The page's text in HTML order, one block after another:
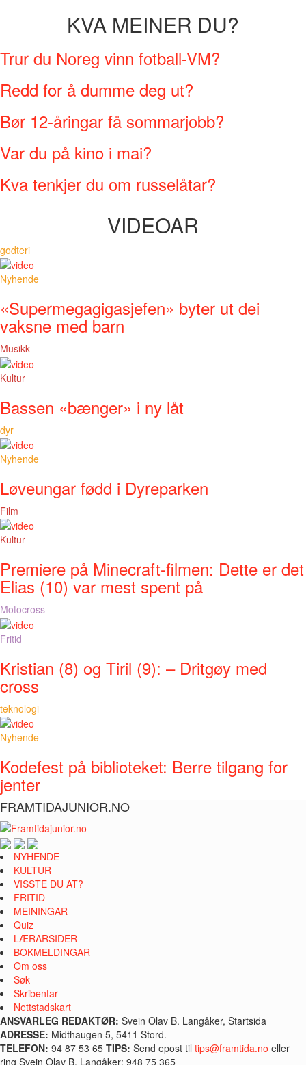
KVA MEINER DU?
Trur du Noreg vinn fotball-VM?
Redd for å dumme deg ut?
Bør 12-åringar få sommarjobb?
Var du på kino i mai?
Kva tenkjer du om russelåtar?
VIDEOAR
godteri
Nyhende
«Supermegagigasjefen» byter ut dei
vaksne med barn
Musikk
Kultur
Bassen «bænger» i ny låt
dyr
Nyhende
Løveungar fødd i Dyreparken
Film
Kultur
Premiere på Minecraft-filmen: Dette er det
Elias (10) var mest spent på
Motocross
Fritid
Kristian (8) og Tiril (9): – Dritgøy med
cross
teknologi
Nyhende
Kodefest på biblioteket: Berre tilgang for
jenter
FRAMTIDAJUNIOR.NO
NYHENDE
KULTUR
VISSTE DU AT?
FRITID
MEININGAR
Quiz
LÆRARSIDER
BOKMELDINGAR
Om oss
Søk
Skribentar
Nettstadskart
ANSVARLEG REDAKTØR: Svein Olav B. Langåker, Startsida
ADRESSE: Midthaugen 5, 5411 Stord.
TELEFON: 94 87 53 65 TIPS: Send epost til tips@framtida.no eller
ring Svein Olav B. Langåker: 948 75 365